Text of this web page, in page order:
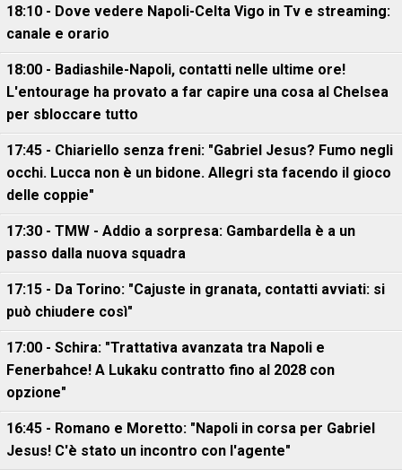
18:10 - Dove vedere Napoli-Celta Vigo in Tv e streaming:
canale e orario
18:00 - Badiashile-Napoli, contatti nelle ultime ore!
L'entourage ha provato a far capire una cosa al Chelsea
per sbloccare tutto
17:45 - Chiariello senza freni: "Gabriel Jesus? Fumo negli
occhi. Lucca non è un bidone. Allegri sta facendo il gioco
delle coppie"
17:30 - TMW - Addio a sorpresa: Gambardella è a un
passo dalla nuova squadra
17:15 - Da Torino: "Cajuste in granata, contatti avviati: si
può chiudere così"
17:00 - Schira: "Trattativa avanzata tra Napoli e
Fenerbahce! A Lukaku contratto fino al 2028 con
opzione"
16:45 - Romano e Moretto: "Napoli in corsa per Gabriel
Jesus! C'è stato un incontro con l'agente"